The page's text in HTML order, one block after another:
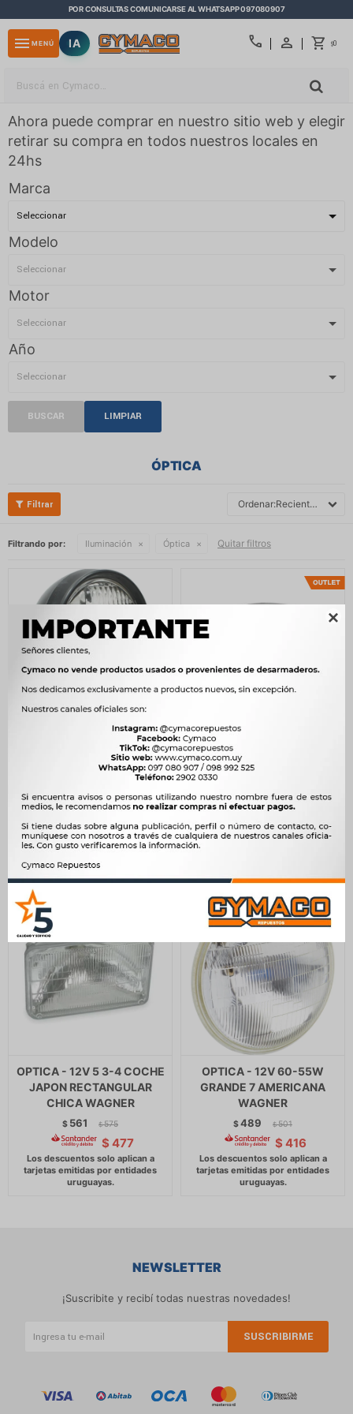

POR CONSULTAS COMUNICARSE AL WHATSAPP 097080907
call $0
menu MENÚ IA
Ahora puede comprar en nuestro sitio web y elegir
retirar su compra en todos nuestros locales en
24hs
Marca
Modelo
Motor
Año
BUSCAR LIMPIAR
ÓPTICA
Recientes
Filtrando por: Iluminación Óptica Quitar filtros
OPTICA - FARO AGRICOLA
CASCO GOMA H3 VIC
$1.246
OPTICA - 12V 5 3-4 COCHE
JAPON RECTANGULAR
$ 309 $ 317
263
OPTICA - 12V 5 3-4 COCHE
JAPON RECTANGULAR
CHICA WAGNER
$ 561 $ 575
$ 477
OPTICA - 12V 60-55W
GRANDE 7 AMERICANA
WAGNER
$489 $ 501
$ 416
NEWSLETTER
¡Suscribite y recibí todas nuestras novedades!
SUSCRIBIRME
close